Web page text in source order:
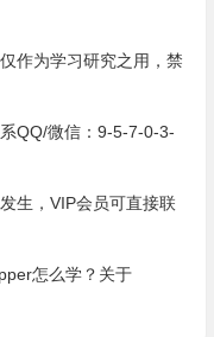
作为学习研究之用，禁
QQ/微信：9-5-7-0-3-
生，VIP会员可直接联
怎么学？关于